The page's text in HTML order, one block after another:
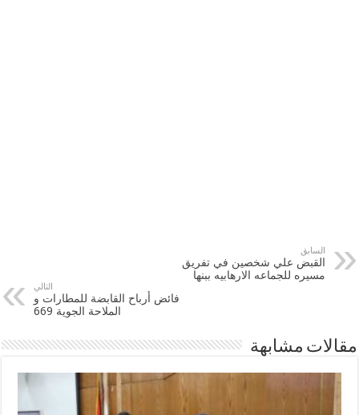
السابق
القبض علي شخصين في تفريق
مسيره للجماعه الارهابيه ببنها
التالي
فائض أرباح القابضة للمطارات و
الملاحة الجوية 669
مقالات مشابهة